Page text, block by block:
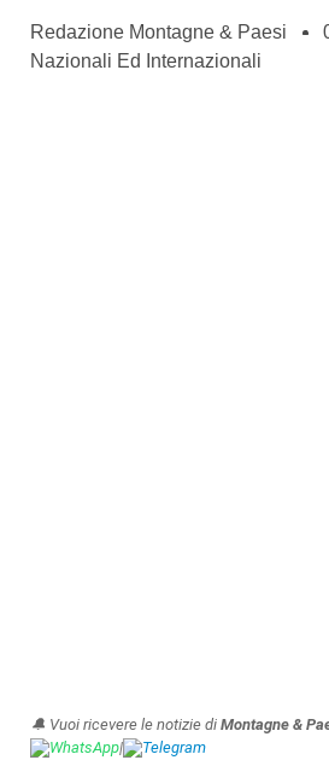
Redazione Montagne & Paesi
Nazionali Ed Internazionali
🔔 Vuoi ricevere le notizie di Montagne &
WhatsApp| Telegram